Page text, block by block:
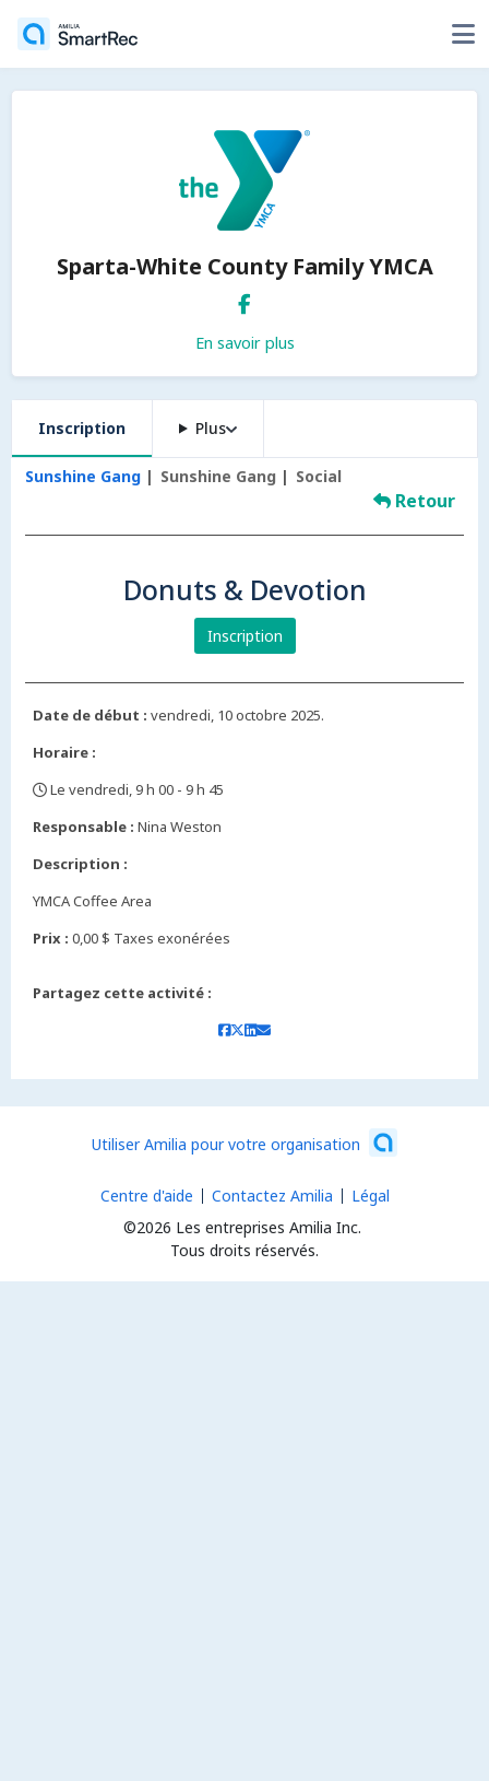
Sparta-White County Family YMCA
En savoir plus
Inscription Plus
Sunshine Gang Sunshine Gang Social
Retour
Donuts & Devotion
Inscription
Date de début : vendredi, 10 octobre 2025.
Horaire :
Le vendredi, 9 h 00 - 9 h 45
Responsable : Nina Weston
Description :
YMCA Coffee Area
Prix : 0,00 $ Taxes exonérées
Partagez cette activité :
Utiliser Amilia pour votre organisation
©2026 Les entreprises Amilia Inc.
Tous droits réservés.
Centre d'aide Contactez Amilia Légal